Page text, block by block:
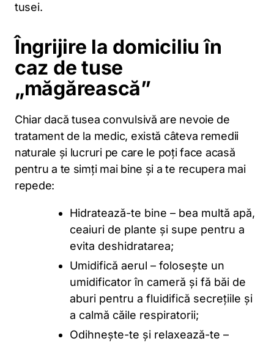
tusei.
Îngrijire la domiciliu în
caz de tuse
„măgărească”
Chiar dacă tusea convulsivă are nevoie de
tratament de la medic, există câteva remedii
naturale și lucruri pe care le poți face acasă
pentru a te simți mai bine și a te recupera mai
repede:
Hidratează-te bine – bea multă apă,
ceaiuri de plante și supe pentru a
evita deshidratarea;
Umidifică aerul – folosește un
umidificator în cameră și fă băi de
aburi pentru a fluidifică secrețiile și
a calmă căile respiratorii;
Odihnește-te și relaxează-te –